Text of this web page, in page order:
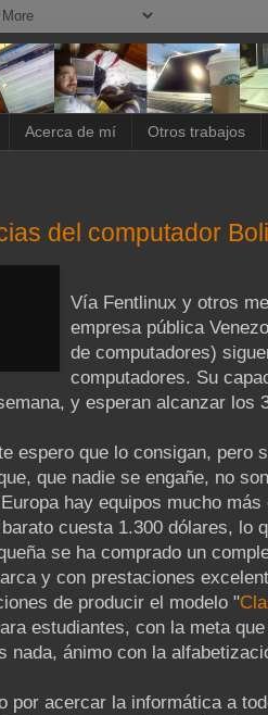
Acerca de mí Otros trabajos
del computador
Vía Fentlinux y otros
empresa pública
de computadores)
computadores. Su
y esperan alcanzar los
espero que lo consigan, pero
que nadie se engañe, no
hay equipos mucho
cuesta 1.300 dólares, lo
se ha comprado un
y con prestaciones
de producir el modelo "
estudiantes, con la meta
nada, ánimo con la
por acercar la informática a